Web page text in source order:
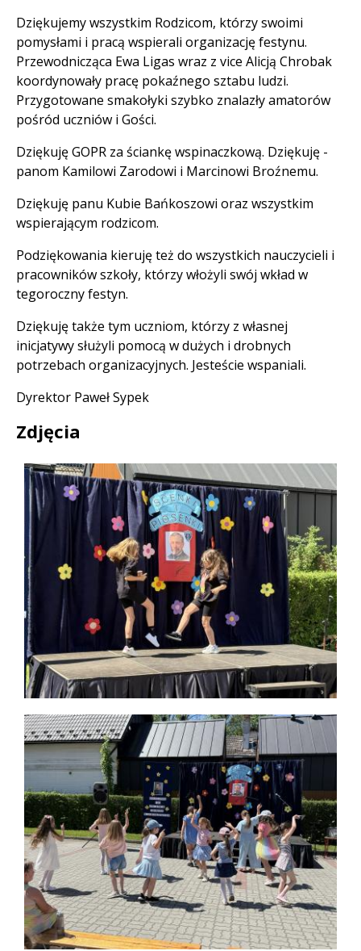
Dziękujemy wszystkim Rodzicom, którzy swoimi
pomysłami i pracą wspierali organizację festynu.
Przewodnicząca Ewa Ligas wraz z vice Alicją Chrobak
koordynowały pracę pokaźnego sztabu ludzi.
Przygotowane smakołyki szybko znalazły amatorów
pośród uczniów i Gości.
Dziękuję GOPR za ściankę wspinaczkową. Dziękuję -
panom Kamilowi Zarodowi i Marcinowi Broźnemu.
Dziękuję panu Kubie Bańkoszowi oraz wszystkim
wspierającym rodzicom.
Podziękowania kieruję też do wszystkich nauczycieli i
pracowników szkoły, którzy włożyli swój wkład w
tegoroczny festyn.
Dziękuję także tym uczniom, którzy z własnej
inicjatywy służyli pomocą w dużych i drobnych
potrzebach organizacyjnych. Jesteście wspaniali.
Dyrektor Paweł Sypek
Zdjęcia